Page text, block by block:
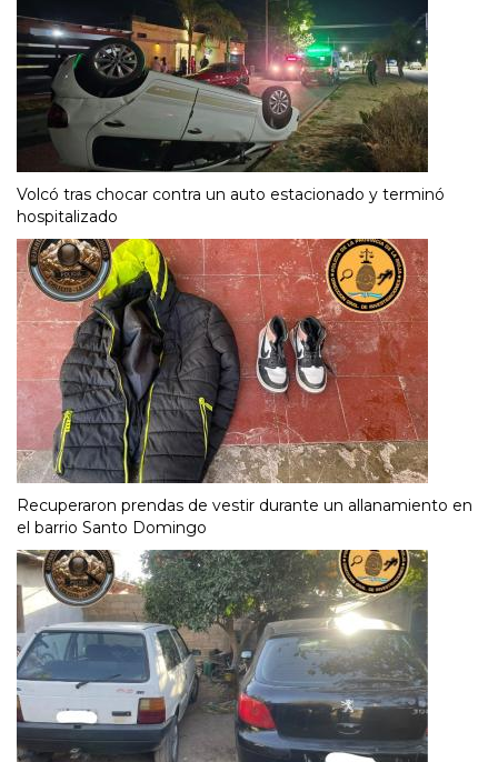
Volcó tras chocar contra un auto estacionado y terminó
hospitalizado
Recuperaron prendas de vestir durante un allanamiento en
el barrio Santo Domingo